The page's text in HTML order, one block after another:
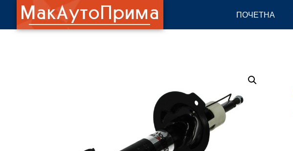
ПОЧЕТНА